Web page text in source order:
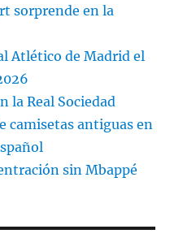
sorprende en la
Atlético de Madrid el
la Real Sociedad
camisetas antiguas en
sin Mbappé